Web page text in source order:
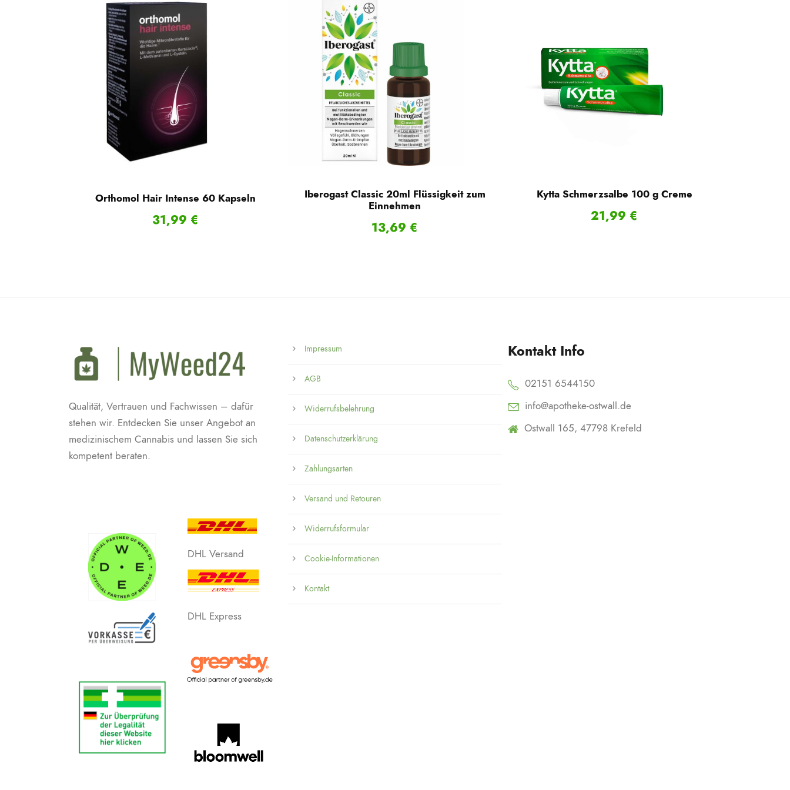
T
b
e
t
t
e
n
e
g
Orthomol Hair Intense 60 Kapseln
31,99 €
Iberogast Classic 20ml Flüssigkeit zum
Einnehmen
13,69 €
Kytta Schmerzsalbe 100 g Creme
21,99 €
Qualität, Vertrauen und Fachwissen – dafür
stehen wir. Entdecken Sie unser Angebot an
medizinischem Cannabis und lassen Sie sich
kompetent beraten.
DHL Versand
DHL Express
Impressum
AGB
Widerrufsbelehrung
Datenschutzerklärung
Zahlungsarten
Versand und Retouren
Widerrufsformular
Cookie-Informationen
Kontakt
Kontakt Info
02151 6544150
info@apotheke-ostwall.de
Ostwall 165, 47798 Krefeld